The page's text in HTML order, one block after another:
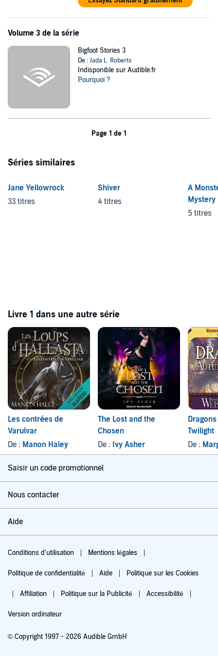
Volume 3 de la série
Bigfoot Stories 3
De :Jada L. Roberts
Indisponible sur Audible.fr
Pourquoi ?
Page 1 de 1
Séries similaires
Jane Yellowrock
33 titres
Shiver
4 titres
A
Mystery
5 titres
Livre 1 dans une autre série
Les contrées de
Varulvar
De : Manon Haley
The Lost and the
Chosen
De : Ivy Asher
Twilight
De :
Saisir un code promotionnel
Nous contacter
Aide
Conditions d'utilisation Mentions légales
Politique de confidentialité Aide Politique sur les Cookies
Affiliation Politique sur la Publicité Accessibilité
Version ordinateur
© Copyright 1997 - 2026 Audible GmbH